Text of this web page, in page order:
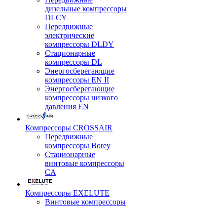
дизельные компрессоры
DLCY
Передвижные
электрические
компрессоры DLDY
Стационарные
компрессоры DL
Энергосберегающие
компрессоры EN II
Энергосберегающие
компрессоры низкого
давления EN
Компрессоры CROSSAIR
Передвижные
компрессоры Borey
Стационарные
винтовые компрессоры
CA
Компрессоры EXELUTE
Винтовые компрессоры